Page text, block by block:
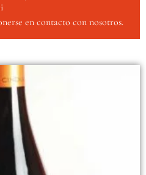
en contacto con nosotros.